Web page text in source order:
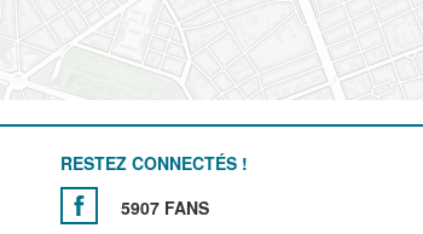
RESTEZ CONNECTÉS !
5907 FANS